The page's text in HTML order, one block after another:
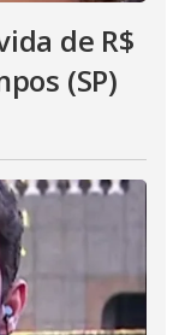
de R$
(SP)